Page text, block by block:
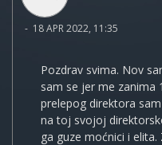
- 18 APR 2022, 11:35
Pozdrav svima. Nov
sam se jer me zanima
prelepog direktora
na toj svojoj
ga guze moćnici i